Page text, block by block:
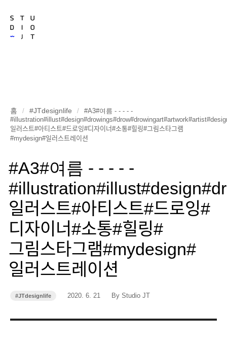
홈 / #JTdesignlife /
#A3#여름 - - - - -
일러스트#아티스트#드로잉#디자이너#소통#힐링#그림스타그램
#mydesign#일러스트레이션
#A3#여름 - - - - -
일러스트#아티스트#드로잉#
디자이너#소통#힐링#
그림스타그램#mydesign#
일러스트레이션
카
리
#JTdesignlife
작
2020. 6. 21
작
By Studio JT